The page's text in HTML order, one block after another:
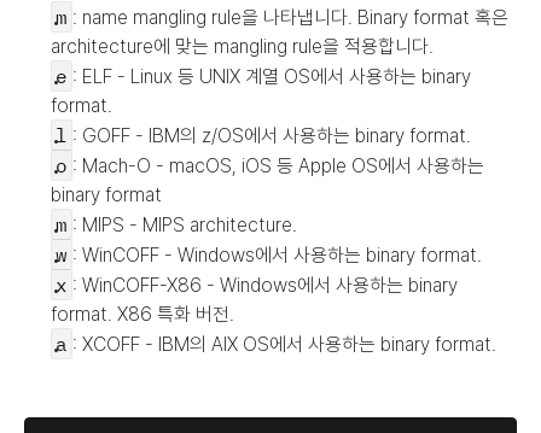
m : name mangling rule을 나타냅니다. Binary format 혹은
architecture에 맞는 mangling rule을 적용합니다.
e : ELF - Linux 등 UNIX 계열 OS에서 사용하는 binary
format.
l : GOFF - IBM의 z/OS에서 사용하는 binary format.
o : Mach-O - macOS, iOS 등 Apple OS에서 사용하는
binary format
m : MIPS - MIPS architecture.
w : WinCOFF - Windows에서 사용하는 binary format.
x : WinCOFF-X86 - Windows에서 사용하는 binary
format. X86 특화 버전.
a : XCOFF - IBM의 AIX OS에서 사용하는 binary format.